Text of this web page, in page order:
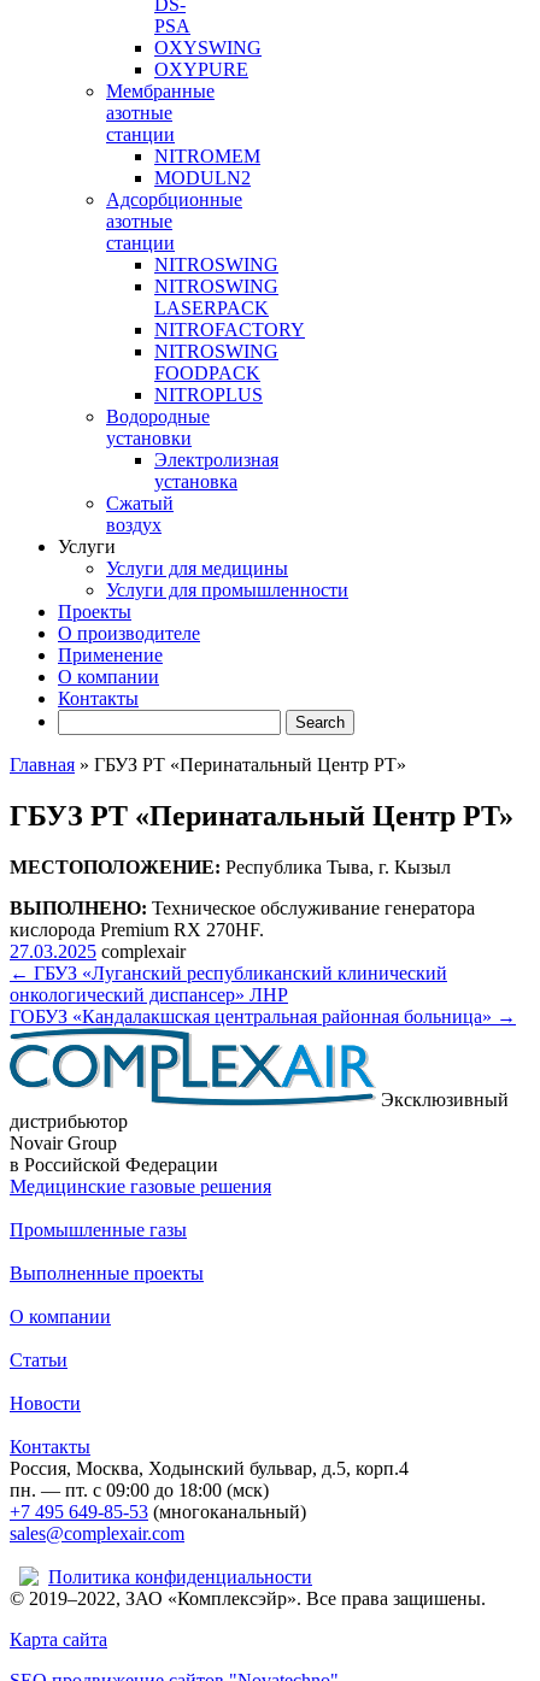
DS-
PSA
OXYSWING
OXYPURE
Мембранные
азотные
станции
NITROMEM
MODULN2
Адсорбционные
азотные
станции
NITROSWING
NITROSWING
LASERPACK
NITROFACTORY
NITROSWING
FOODPACK
NITROPLUS
Водородные
установки
Электролизная
установка
Сжатый
воздух
Услуги
Услуги для медицины
Услуги для промышленности
Проекты
О производителе
Применение
О компании
Контакты
Главная » ГБУЗ РТ «Перинатальный Центр РТ»
ГБУЗ РТ «Перинатальный Центр РТ»
МЕСТОПОЛОЖЕНИЕ: Республика Тыва, г. Кызыл
ВЫПОЛНЕНО: Техническое обслуживание генератора
кислорода Premium RX 270HF.
27.03.2025 complexair
← ГБУЗ «Луганский республиканский клинический
онкологический диспансер» ЛНР
ГОБУЗ «Кандалакшская центральная районная больница» →
Эксклюзивный
дистрибьютор
Novair Group
в Российской Федерации
Медицинские газовыe решения
Промышленные газы
Выполненные проекты
О компании
Статьи
Новости
Контакты
Россия, Москва, Ходынский бульвар, д.5, корп.4
пн. — пт. с 09:00 до 18:00 (мск)
+7 495 649-85-53 (многоканальный)
sales@complexair.com
Политика конфиденциальности
© 2019–2022, ЗАО «Комплексэйр». Все права защишены.
Карта сайта